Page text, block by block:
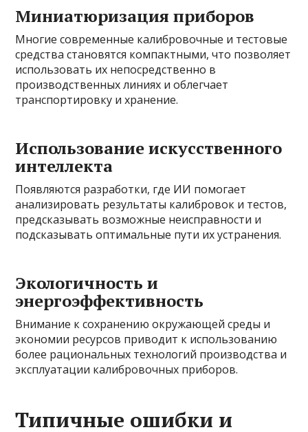
Миниатюризация приборов
Многие современные калибровочные и тестовые
средства становятся компактными, что позволяет
использовать их непосредственно в
производственных линиях и облегчает
транспортировку и хранение.
Использование искусственного
интеллекта
Появляются разработки, где ИИ помогает
анализировать результаты калибровок и тестов,
предсказывать возможные неисправности и
подсказывать оптимальные пути их устранения.
Экологичность и
энергоэффективность
Внимание к сохранению окружающей среды и
экономии ресурсов приводит к использованию
более рациональных технологий производства и
эксплуатации калибровочных приборов.
Типичные ошибки и